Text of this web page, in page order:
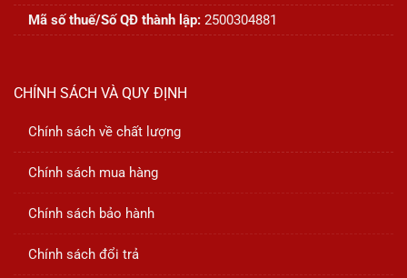
Mã số thuế/Số QĐ thành lập: 2500304881
CHÍNH SÁCH VÀ QUY ĐỊNH
Chính sách về chất lượng
Chính sách mua hàng
Chính sách bảo hành
Chính sách đổi trả